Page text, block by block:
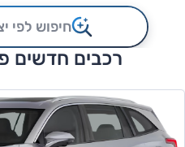
חיפוש לפי
רכבים חדשים